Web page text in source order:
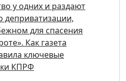
у одних и раздают
деприватизации,
для спасения
Как газета
ключевые
КПРФ